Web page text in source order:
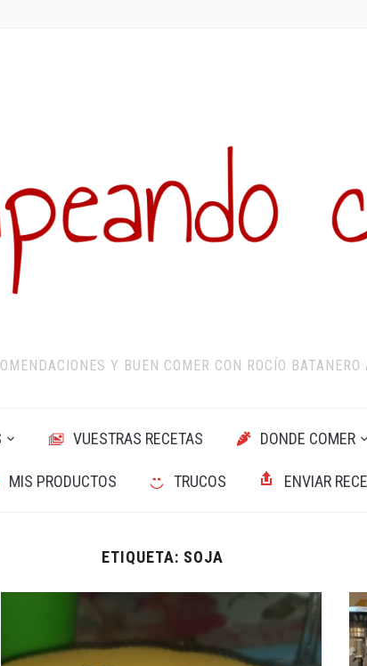
Y BUEN COMER CON ROCÍO BATANERO
VUESTRAS RECETAS DONDE COMER
MIS PRODUCTOS TRUCOS ENVIAR
ETIQUETA: SOJA